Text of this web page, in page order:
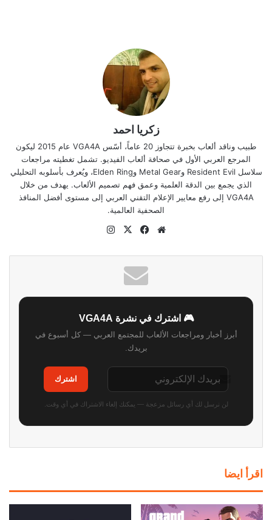
زكريا احمد
طبيب وناقد ألعاب بخبرة تتجاوز 20 عاماً، أسّس VGA4A عام 2015 ليكون
المرجع العربي الأول في صحافة ألعاب الفيديو. تشمل تغطيته مراجعات
سلاسل Resident Evil وMetal Gear وElden Ring، ويُعرف بأسلوبه التحليلي
الذي يجمع بين الدقة العلمية وعمق فهم تصميم الألعاب. يهدف من خلال
VGA4A إلى رفع معايير الإعلام التقني العربي إلى مستوى أفضل المنافذ
الصحفية العالمية.
موقع
فيسبوك
‫X
🎮 اشترك في نشرة VGA4A
أبرز أخبار ومراجعات الألعاب للمجتمع العربي — كل أسبوع في
بريدك.
اشترك
لن نرسل لك أي رسائل مزعجة — يمكنك إلغاء الاشتراك في أي وقت.
اقرأ ايضا